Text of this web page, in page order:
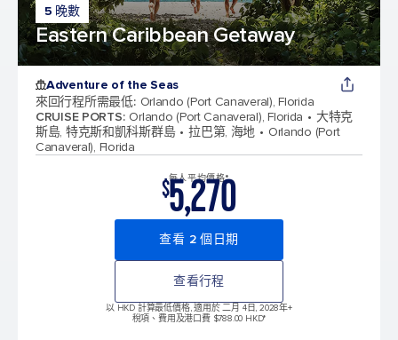
5 晚數
Eastern Caribbean Getaway
Adventure of the Seas
來回行程所需最低: Orlando (Port Canaveral), Florida
CRUISE PORTS: Orlando (Port Canaveral), Florida
大特克
斯島, 特克斯和凱科斯群島
拉巴第, 海地
Orlando (Port
Canaveral), Florida
每人平均價格*
$5,270
查看 2 個日期
查看行程
以 HKD 計算最低價格, 適用於 二月 4日, 2028年+
稅項、費用及港口費 $788.00 HKD*